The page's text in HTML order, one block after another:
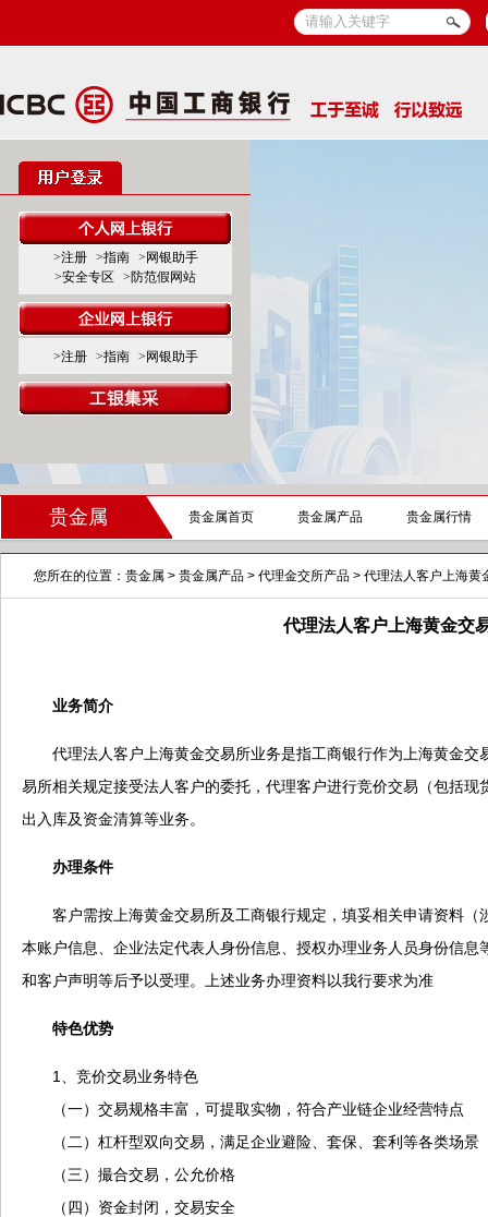
>注册 >指南
>网银助手
>安全专区
>防范假网站
>注册 >指南 >网银助手
贵金属 贵金属首页 贵金属产品 贵金属行情
您所在的位置： 贵金属 > 贵金属产品 > 代理金交所产品 > 代理法人客户上海黄
代理法人客户上海黄金交
业务简介
代理法人客户上海黄金交易所业务是指工商银行作为上海黄金交
易所相关规定接受法人客户的委托，代理客户进行竞价交易（包括
出入库及资金清算等业务。
办理条件
客户需按上海黄金交易所及工商银行规定，填妥相关申请资料（
本账户信息、企业法定代表人身份信息、授权办理业务人员身份信
和客户声明等后予以受理。上述业务办理资料以我行要求为准
特色优势
1、竞价交易业务特色
（一）交易规格丰富，可提取实物，符合产业链企业经营特点
（二）杠杆型双向交易，满足企业避险、套保、套利等各类场景
（三）撮合交易，公允价格
（四）资金封闭，交易安全